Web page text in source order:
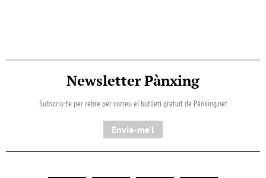
Newsletter Pànxing
Subscriu-te per rebre per correu el butlletí gratuït de Pànxing.net​
Envia-me'l